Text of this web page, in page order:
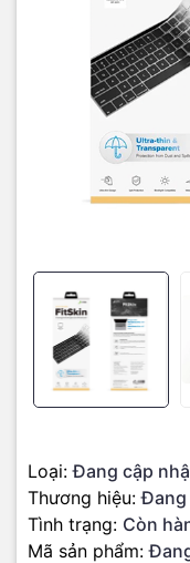
Loại: Đang cập
Thương hiệu: Đang
Tình trạng: Còn
Mã sản phẩm:
Phủ phím Macbook
trên bàn phím, ngăn
bàn phím không bị ảnh
phím. Vệ sinh dễ
bàn phím macbook nên
không sợ trơn trượt ra
Thiết kế phủ phím
Fitskin được trang bị
phím chắc chắn và